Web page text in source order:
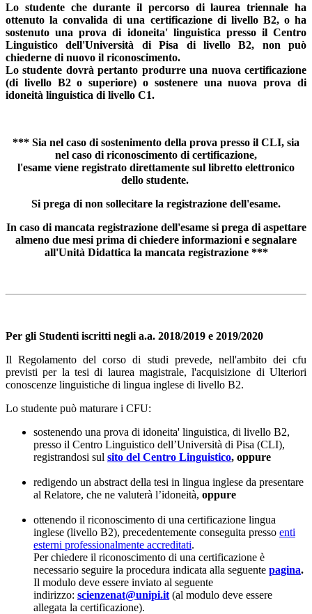
Lo studente che durante il percorso di laurea triennale ha
ottenuto la convalida di una certificazione di livello B2, o ha
sostenuto una prova di idoneita' linguistica presso il Centro
Linguistico dell'Università di Pisa di livello B2, non può
chiederne di nuovo il riconoscimento.
Lo studente dovrà pertanto produrre una nuova certificazione
(di livello B2 o superiore) o sostenere una nuova prova di
idoneità linguistica di livello C1.
*** Sia nel caso di sostenimento della prova presso il CLI, sia
nel caso di riconoscimento di certificazione,
l'esame viene registrato direttamente sul libretto elettronico
dello studente.
Si prega di non sollecitare la registrazione dell'esame.
In caso di mancata registrazione dell'esame si prega di aspettare
almeno due mesi prima di chiedere informazioni e segnalare
all'Unità Didattica la mancata registrazione ***
Per gli Studenti iscritti negli a.a. 2018/2019 e 2019/2020
Il Regolamento del corso di studi prevede, nell'ambito dei cfu
previsti per la tesi di laurea magistrale, l'acquisizione di Ulteriori
conoscenze linguistiche di lingua inglese di livello B2.
Lo studente può maturare i CFU:
sostenendo una prova di idoneita' linguistica, di livello B2,
presso il Centro Linguistico dell’Università di Pisa (CLI),
registrandosi sul sito del Centro Linguistico, oppure
redigendo un abstract della tesi in lingua inglese da presentare
al Relatore, che ne valuterà l’idoneità, oppure
ottenendo il riconoscimento di una certificazione lingua
inglese (livello B2), precedentemente conseguita presso enti
esterni professionalmente accreditati.
Per chiedere il riconoscimento di una certificazione è
necessario seguire la procedura indicata alla seguente pagina.
Il modulo deve essere inviato al seguente
indirizzo: scienzenat@unipi.it (al modulo deve essere
allegata la certificazione).